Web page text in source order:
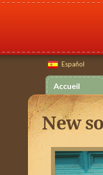
Español
Accueil
Español
New